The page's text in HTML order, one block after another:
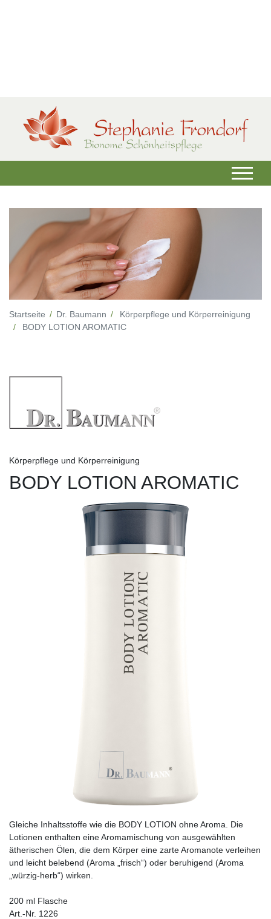
Startseite Dr. Baumann
Körperpflege und Körperreinigung
BODY LOTION AROMATIC
Körperpflege und Körperreinigung
BODY LOTION AROMATIC
Gleiche Inhaltsstoffe wie die BODY LOTION ohne Aroma. Die
Lotionen enthalten eine Aromamischung von ausgewählten
ätherischen Ölen, die dem Körper eine zarte Aromanote verleihen
und leicht belebend (Aroma „frisch“) oder beruhigend (Aroma
„würzig-herb“) wirken.
200 ml Flasche
Art.-Nr. 1226